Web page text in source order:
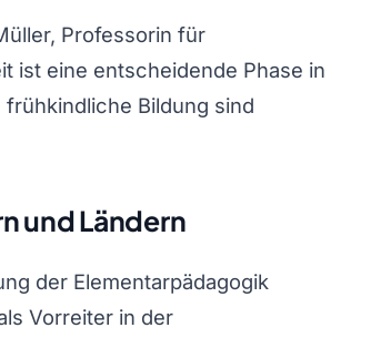
Professorin für
ist eine entscheidende Phase in
Bildung sind
und Ländern
der Elementarpädagogik
Vorreiter in der